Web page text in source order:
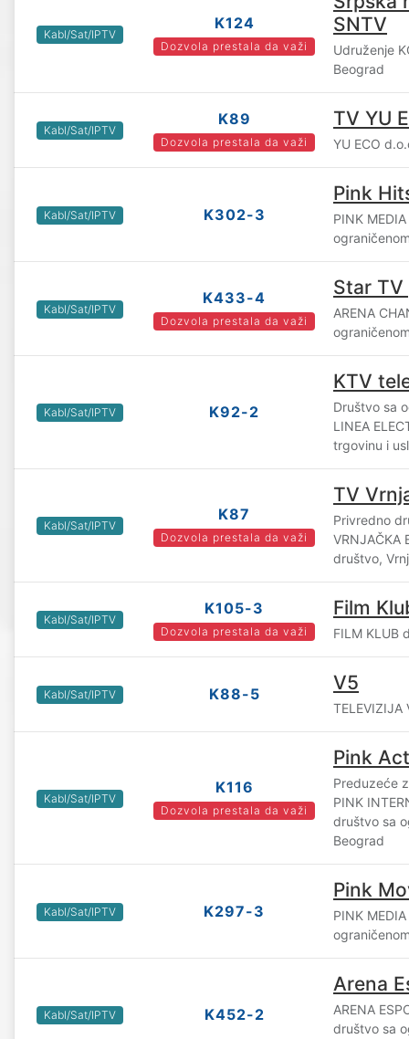
Kabl/Sat/IPTV
K124
Dozvola prestala da važi
SNTV
Udruženje
Beograd
Kabl/Sat/IPTV
K89
Dozvola prestala da važi
TV YU
YU ECO
Kabl/Sat/IPTV K302-3
Pink
PINK
Kabl/Sat/IPTV
K433-4
Dozvola prestala da važi
Star TV
ARENA
Kabl/Sat/IPTV K92-2
KTV
Društvo sa
LINEA
trgovinu i
Kabl/Sat/IPTV
K87
Dozvola prestala da važi
TV
Privredno
VRNJAČKA
društvo,
Kabl/Sat/IPTV
K105-3
Dozvola prestala da važi
Film
FILM KLUB
Kabl/Sat/IPTV K88-5 V5
TELEVIZIJA
Kabl/Sat/IPTV
K116
Dozvola prestala da važi
Pink
Preduzeće
PINK
društvo sa
Beograd
Kabl/Sat/IPTV K297-3
Pink
PINK
Kabl/Sat/IPTV K452-2
Arena
ARENA
društvo sa